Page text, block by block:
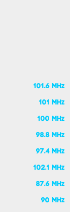
101.6 MHz
101 MHz
100 MHz
98.8 MHz
97.4 MHz
102.1 MHz
87.6 MHz
90 MHz